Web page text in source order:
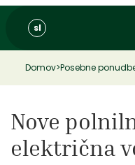
sl
Domov>Posebne
Nove
električna